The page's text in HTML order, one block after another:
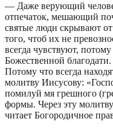
— Даже верующий
отпечаток, мешающий
святые люди скрывают
того, чтоб их не
всегда чувствуют,
Божественной
Потому что всегда
молитву Иисусову:
помилуй мя грешного
формы. Через эту
читает Богородичное